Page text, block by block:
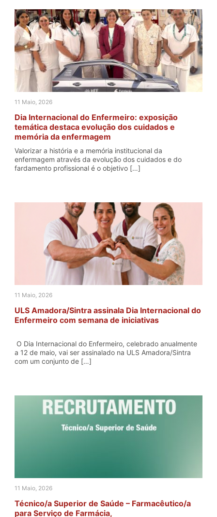
11 Maio, 2026
Dia Internacional do Enfermeiro: exposição
temática destaca evolução dos cuidados e
memória da enfermagem
Valorizar a história e a memória institucional da
enfermagem através da evolução dos cuidados e do
fardamento profissional é o objetivo […]
11 Maio, 2026
ULS Amadora/Sintra assinala Dia Internacional do
Enfermeiro com semana de iniciativas
O Dia Internacional do Enfermeiro, celebrado anualmente
a 12 de maio, vai ser assinalado na ULS Amadora/Sintra
com um conjunto de […]
11 Maio, 2026
Técnico/a Superior de Saúde – Farmacêutico/a
para Serviço de Farmácia,